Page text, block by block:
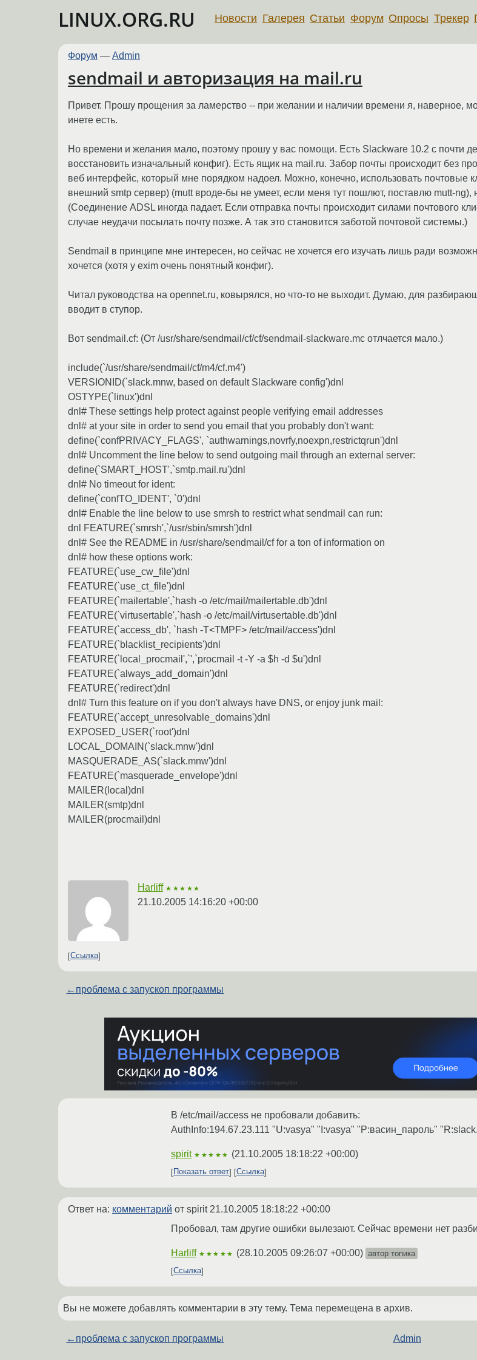
LINUX.ORG.RU Новости Галерея Статьи Форум Опросы Трекер
Форум — Admin
sendmail и авторизация на mail.ru
Привет. Прошу прощения за ламерство -- при желании и наличии времени я, наверное,
инете есть.
Но времени и желания мало, поэтому прошу у вас помощи. Есть Slackware 10.2 с почти
восстановить изначальный конфиг). Есть ящик на mail.ru. Забор почты происходит без
веб интерфейс, который мне порядком надоел. Можно, конечно, использовать почтовые
внешний smtp сервер) (mutt вроде-бы не умеет, если меня тут пошлют, поставлю mutt-
(Соединение ADSL иногда падает. Если отправка почты происходит силами почтового
случае неудачи посылать почту позже. А так это становится заботой почтовой системы.)
Sendmail в принципе мне интересен, но сейчас не хочется его изучать лишь ради
хочется (хотя у exim очень понятный конфиг).
Читал руководства на opennet.ru, ковырялся, но что-то не выходит. Думаю, для
вводит в ступор.
Вот sendmail.cf: (От /usr/share/sendmail/cf/cf/sendmail-slackware.mc отлчается мало.)
include(`/usr/share/sendmail/cf/m4/cf.m4')
VERSIONID(`slack.mnw, based on default Slackware config')dnl
OSTYPE(`linux')dnl
dnl# These settings help protect against people verifying email addresses
dnl# at your site in order to send you email that you probably don't want:
define(`confPRIVACY_FLAGS', `authwarnings,novrfy,noexpn,restrictqrun')dnl
dnl# Uncomment the line below to send outgoing mail through an external server:
define(`SMART_HOST',`smtp.mail.ru')dnl
dnl# No timeout for ident:
define(`confTO_IDENT', `0')dnl
dnl# Enable the line below to use smrsh to restrict what sendmail can run:
dnl FEATURE(`smrsh',`/usr/sbin/smrsh')dnl
dnl# See the README in /usr/share/sendmail/cf for a ton of information on
dnl# how these options work:
FEATURE(`use_cw_file')dnl
FEATURE(`use_ct_file')dnl
FEATURE(`mailertable',`hash -o /etc/mail/mailertable.db')dnl
FEATURE(`virtusertable',`hash -o /etc/mail/virtusertable.db')dnl
FEATURE(`access_db', `hash -T<TMPF> /etc/mail/access')dnl
FEATURE(`blacklist_recipients')dnl
FEATURE(`local_procmail',`',`procmail -t -Y -a $h -d $u')dnl
FEATURE(`always_add_domain')dnl
FEATURE(`redirect')dnl
dnl# Turn this feature on if you don't always have DNS, or enjoy junk mail:
FEATURE(`accept_unresolvable_domains')dnl
EXPOSED_USER(`root')dnl
LOCAL_DOMAIN(`slack.mnw')dnl
MASQUERADE_AS(`slack.mnw')dnl
FEATURE(`masquerade_envelope')dnl
MAILER(local)dnl
MAILER(smtp)dnl
MAILER(procmail)dnl
Harliff ★★★★★
21.10.2005 14:16:20 +00:00
Ссылка
← проблема с запускоп программы
В /etc/mail/access не пробовали добавить:
AuthInfo:194.67.23.111 "U:vasya" "I:vasya" "P:васин_пароль"
spirit ★★★★★ (21.10.2005 18:18:22 +00:00)
Показать ответ Ссылка
Ответ на: комментарий от spirit 21.10.2005 18:18:22 +00:00
Пробовал, там другие ошибки вылезают. Сейчас времени нет
Harliff ★★★★★ (28.10.2005 09:26:07 +00:00) автор топика
Ссылка
Вы не можете добавлять комментарии в эту тему. Тема перемещена в архив.
← проблема с запускоп программы Admin